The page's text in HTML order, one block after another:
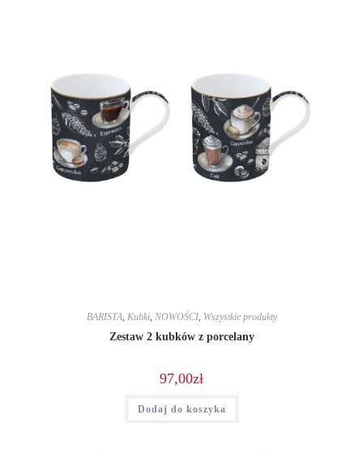
BARISTA, Kubki, NOWOŚCI, Wszystkie produkty
Zestaw 2 kubków z porcelany
97,00zł
Dodaj do koszyka